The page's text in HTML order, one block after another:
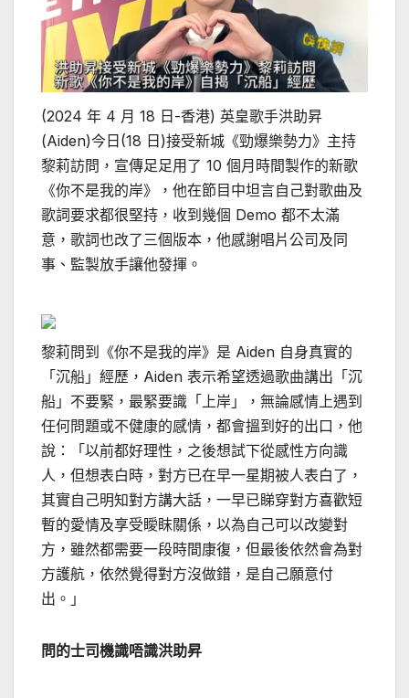
(2024 年 4 月 18 日-香港) 英皇歌手洪助昇
(Aiden)今日(18 日)接受新城《勁爆樂勢力》主持
黎莉訪問，宣傳足足用了 10 個月時間製作的新歌
《你不是我的岸》，他在節目中坦言自己對歌曲及
歌詞要求都很堅持，收到幾個 Demo 都不太滿
意，歌詞也改了三個版本，他感謝唱片公司及同
事、監製放手讓他發揮。
黎莉問到《你不是我的岸》是 Aiden 自身真實的
「沉船」經歷，Aiden 表示希望透過歌曲講出「沉
船」不要緊，最緊要識「上岸」，無論感情上遇到
任何問題或不健康的感情，都會搵到好的出口，他
說：「以前都好理性，之後想試下從感性方向識
人，但想表白時，對方已在早一星期被人表白了，
其實自己明知對方講大話，一早已睇穿對方喜歡短
暫的愛情及享受瞹眜關係，以為自己可以改變對
方，雖然都需要一段時間康復，但最後依然會為對
方護航，依然覺得對方沒做錯，是自己願意付
出。」
問的士司機識唔識洪助昇